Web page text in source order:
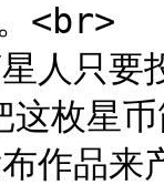
<br>
人只
枚星
作品